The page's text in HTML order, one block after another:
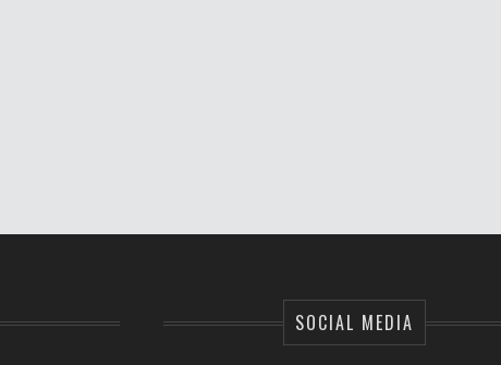
SOCIAL MEDIA